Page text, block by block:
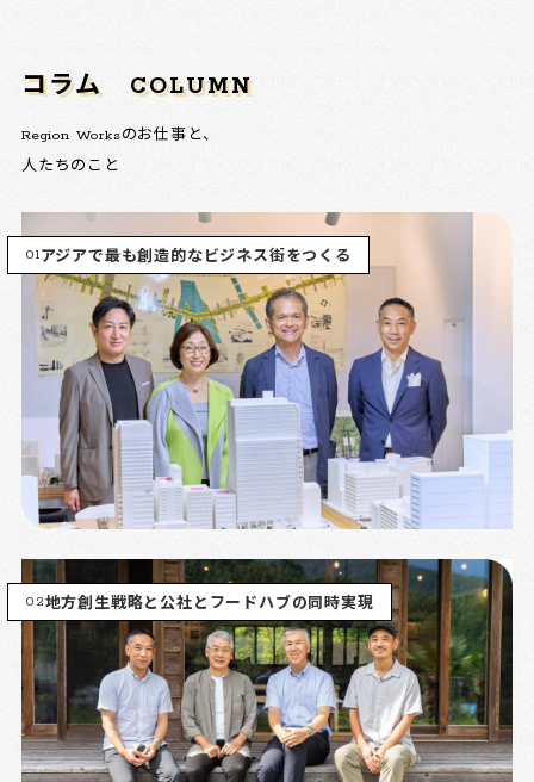
コラム COLUMN
Region Worksのお仕事と、
人たちのこと
01アジアで最も創造的なビジネス街をつくる
02地方創生戦略と公社とフードハブの同時実現